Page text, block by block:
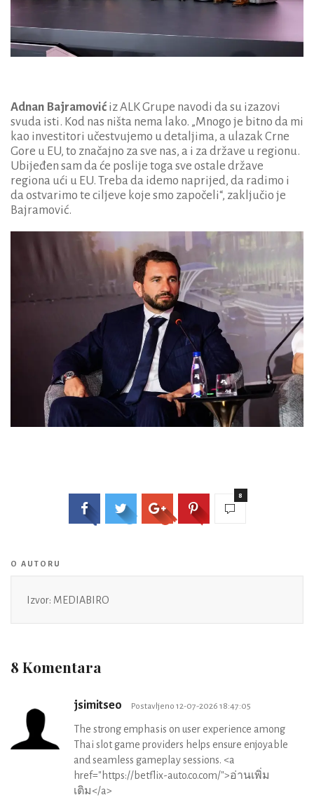
Adnan Bajramović iz ALK Grupe navodi da su izazovi
svuda isti. Kod nas ništa nema lako. „Mnogo je bitno da mi
kao investitori učestvujemo u detaljima, a ulazak Crne
Gore u EU, to značajno za sve nas, a i za države u regionu.
Ubijeđen sam da će poslije toga sve ostale države
regiona ući u EU. Treba da idemo naprijed, da radimo i
da ostvarimo te ciljeve koje smo započeli“, zaključio je
Bajramović.
8
O AUTORU
Izvor: MEDIABIRO
8 Komentara
jsimitseo Postavljeno 12-07-2026 18:47:05
The strong emphasis on user experience among
Thai slot game providers helps ensure enjoyable
and seamless gameplay sessions. <a
href="https://betflix-auto.co.com/">อ่านเพิ่ม
เติม</a>